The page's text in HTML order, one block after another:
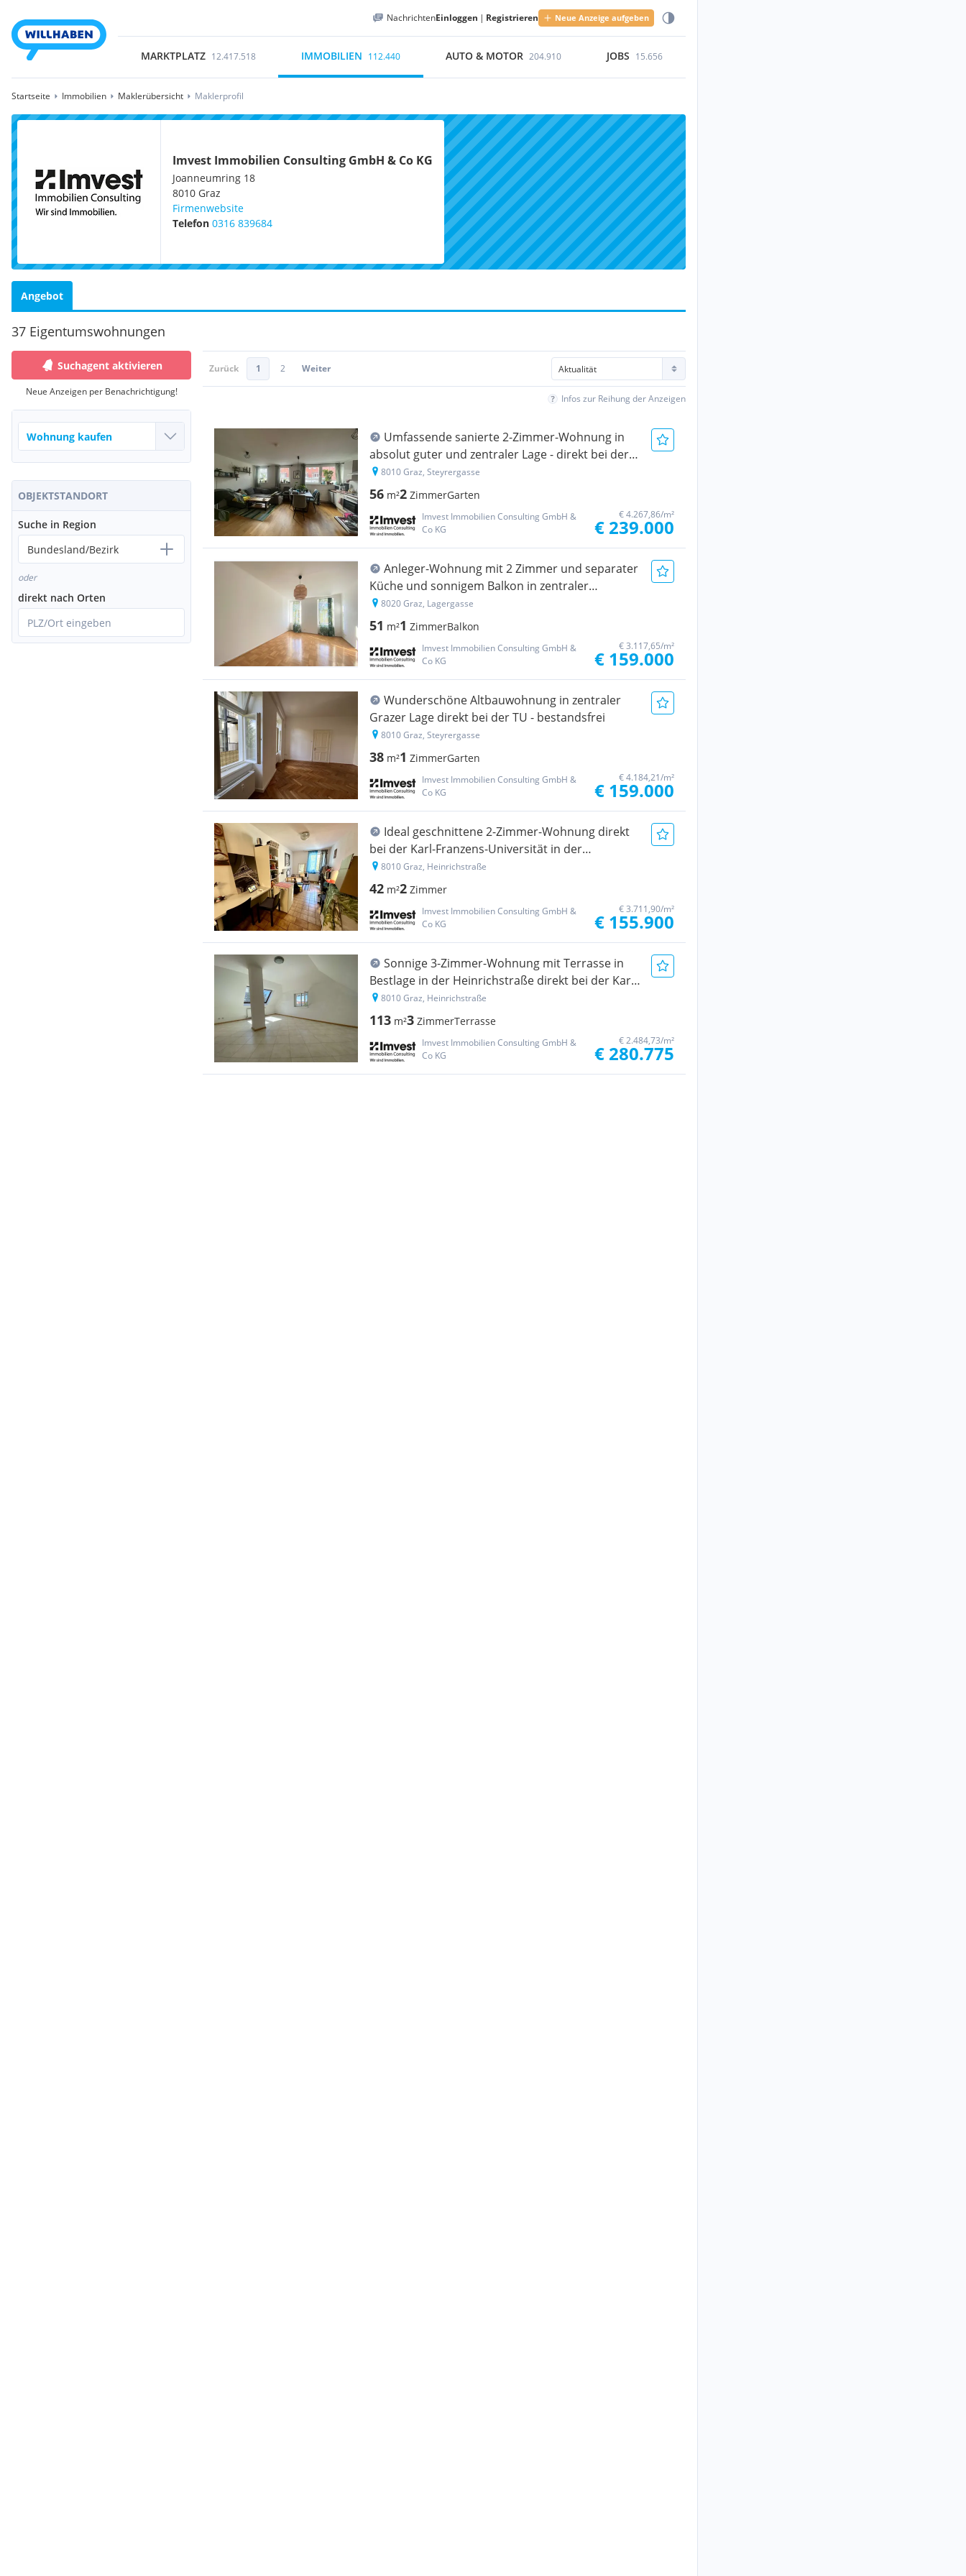
NachrichtenEinloggen | Registrieren Neue Anzeige aufgeben
MARKTPLATZ 12.417.518 IMMOBILIEN 112.440 AUTO & MOTOR 204.910 JOBS 15.656
Startseite Immobilien Maklerübersicht Maklerprofil
Imvest Immobilien Consulting GmbH & Co KG
Joanneumring 18
8010 Graz
Firmenwebsite
Telefon 0316 839684
Angebot
37 Eigentumswohnungen
Suchagent aktivieren
Neue Anzeigen per Benachrichtigung!
OBJEKTSTANDORT
Suche in Region
Bundesland/Bezirk
oder
direkt nach Orten
PLZ/Ort eingeben
Zurück 1 2 Weiter
Infos zur Reihung der Anzeigen
Umfassende sanierte 2-Zimmer-Wohnung in
absolut guter und zentraler Lage - direkt bei der
TU - Anlegerwohnung
8010 Graz, Steyrergasse
56 m²2 ZimmerGarten
Imvest Immobilien Consulting GmbH &
Co KG
€ 4.267,86/m²
€ 239.000
Anleger-Wohnung mit 2 Zimmer und separater
Küche und sonnigem Balkon in zentraler
Innenstadtlage nahe Grazer Augarten
8020 Graz, Lagergasse
51 m²1 ZimmerBalkon
Imvest Immobilien Consulting GmbH &
Co KG
€ 3.117,65/m²
€ 159.000
Wunderschöne Altbauwohnung in zentraler
Grazer Lage direkt bei der TU - bestandsfrei
8010 Graz, Steyrergasse
38 m²1 ZimmerGarten
Imvest Immobilien Consulting GmbH &
Co KG
€ 4.184,21/m²
€ 159.000
Ideal geschnittene 2-Zimmer-Wohnung direkt
bei der Karl-Franzens-Universität in der
Heinrichstraße
8010 Graz, Heinrichstraße
42 m²2 Zimmer
Imvest Immobilien Consulting GmbH &
Co KG
€ 3.711,90/m²
€ 155.900
Sonnige 3-Zimmer-Wohnung mit Terrasse in
Bestlage in der Heinrichstraße direkt bei der Karl-
Franzens-Universität
8010 Graz, Heinrichstraße
113 m²3 ZimmerTerrasse
Imvest Immobilien Consulting GmbH &
Co KG
€ 2.484,73/m²
€ 280.775